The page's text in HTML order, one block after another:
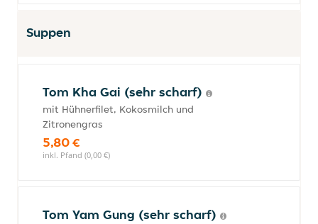
Suppen
Tom Kha Gai (sehr scharf)
mit Hühnerfilet, Kokosmilch und
Zitronengras
5,80 €
inkl. Pfand (0,00 €)
Tom Yam Gung (sehr scharf)